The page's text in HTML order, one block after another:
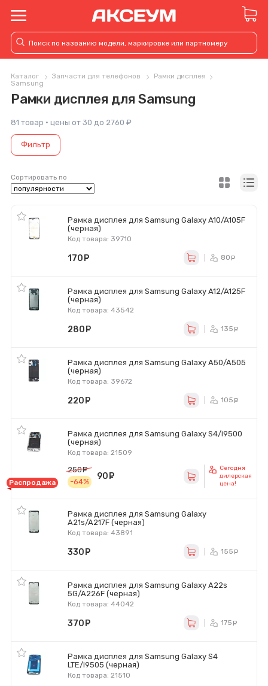
Каталог Запчасти для телефонов
Рамки дисплея
Samsung
Рамки дисплея для Samsung
81 товар · цены от 30 до 2760 ₽
Фильтр
Сортировать по
Рамка дисплея для Samsung Galaxy A10/A105F
(черная)
Код товара: 39710
170 80
Рамка дисплея для Samsung Galaxy A12/A125F
(черная)
Код товара: 43542
280 135
Рамка дисплея для Samsung Galaxy A50/A505
(черная)
Код товара: 39672
220 105
Рамка дисплея для Samsung Galaxy S4/i9500
(черная)
Код товара: 21509
Распродажа
250
-64%
90
Сегодня
дилерская
цена!
Рамка дисплея для Samsung Galaxy
A21s/A217F (черная)
Код товара: 43891
330 155
Рамка дисплея для Samsung Galaxy A22s
5G/A226F (черная)
Код товара: 44042
370 175
Рамка дисплея для Samsung Galaxy S4
LTE/i9505 (черная)
Код товара: 21510